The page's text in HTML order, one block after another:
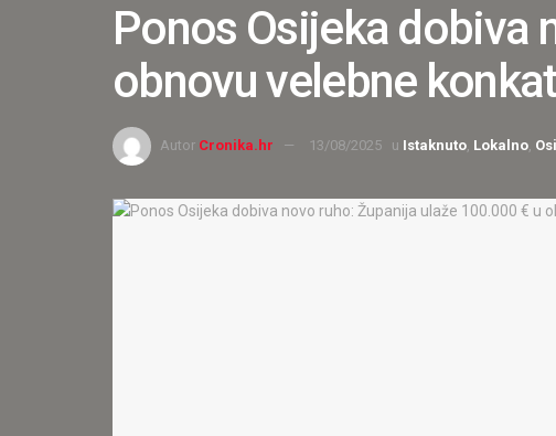
Ponos Osijeka dobiva
obnovu velebne
Autor Cronika.hr 13/08/2025 u Istaknuto Lokalno